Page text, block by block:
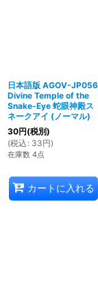
日本語版 AGOV-JP056
Divine Temple of the
Snake-Eye 蛇眼神殿ス
ネークアイ (ノーマル)
30円(税別)
(税込 : 33円)
在庫数 4点
カートに入れる